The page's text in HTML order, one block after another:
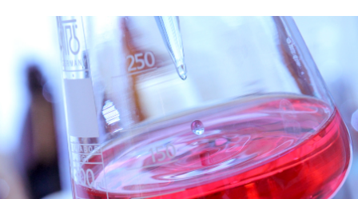
Odlewnia na Wildzie
Zakład w Swarzędzu
Zwiedzanie Zakładu